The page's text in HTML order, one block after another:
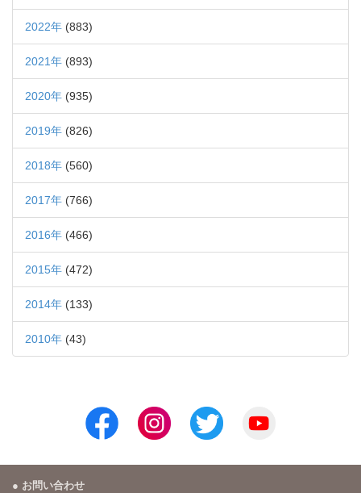
2022年 (883)
2021年 (893)
2020年 (935)
2019年 (826)
2018年 (560)
2017年 (766)
2016年 (466)
2015年 (472)
2014年 (133)
2010年 (43)
お問い合わせ